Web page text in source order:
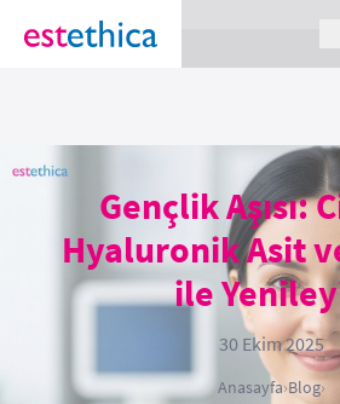
section Service {
Gençlik Aşısı:
Hyaluronik Asit
ile
30 Ekim 2025
Anasayfa›Blog›